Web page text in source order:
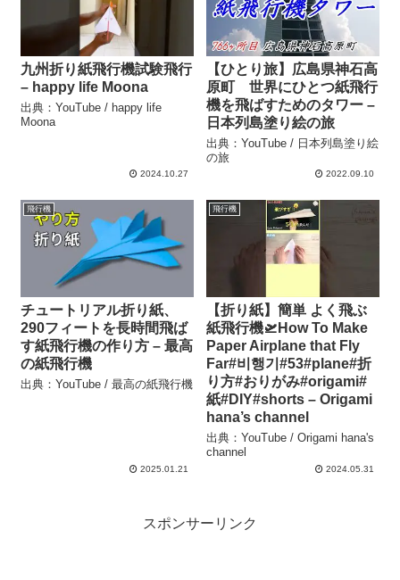
九州折り紙飛行機試験飛行
– happy life Moona
出典：YouTube / happy life
Moona
2024.10.27
【ひとり旅】広島県神石高
原町 世界にひとつ紙飛行
機を飛ばすためのタワー –
日本列島塗り絵の旅
出典：YouTube / 日本列島塗り絵
の旅
2022.09.10
飛行機
チュートリアル折り紙、
290フィートを長時間飛ば
す紙飛行機の作り方 – 最高
の紙飛行機
出典：YouTube / 最高の紙飛行機
2025.01.21
飛行機
【折り紙】簡単 よく飛ぶ
紙飛行機🛫How To Make
Paper Airplane that Fly
Far#비행기#53#plane#折
り方#おりがみ#origami#
紙#DIY#shorts – Origami
hana’s channel
出典：YouTube / Origami hana's
channel
2024.05.31
スポンサーリンク